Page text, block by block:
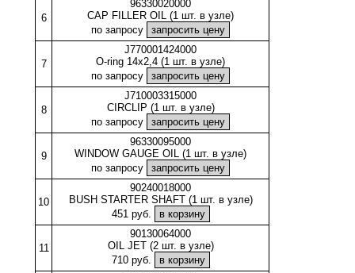
6
96330020000
CAP FILLER OIL (1 шт. в узле)
по запросу
7
J770001424000
O-ring 14x2,4 (1 шт. в узле)
по запросу
8
J710003315000
CIRCLIP (1 шт. в узле)
по запросу
9
96330095000
WINDOW GAUGE OIL (1 шт. в узле)
по запросу
10
90240018000
BUSH STARTER SHAFT (1 шт. в узле)
451 руб.
11
90130064000
OIL JET (2 шт. в узле)
710 руб.